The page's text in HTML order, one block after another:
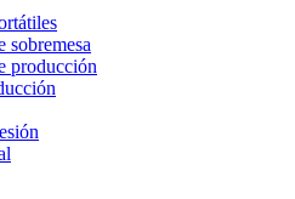
sobremesa
producción